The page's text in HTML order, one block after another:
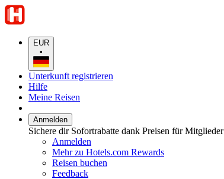
EUR
•
Unterkunft registrieren
Hilfe
Meine Reisen
Anmelden
Sichere dir Sofortrabatte dank Preisen für Mitglieder
Anmelden
Mehr zu Hotels.com Rewards
Reisen buchen
Feedback